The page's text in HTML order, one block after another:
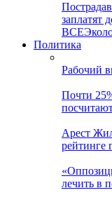
заплатят
ВСЕ
Политика
Рабочий
Почти
Арест
рейтинге
лечить в